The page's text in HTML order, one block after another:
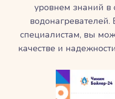
уровнем знаний в
специалистам, вы
качестве и